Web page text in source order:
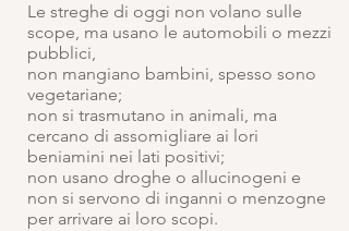
Le streghe di oggi non volano sulle
scope, ma usano le automobili o mezzi
pubblici,
non mangiano bambini, spesso sono
vegetariane;
non si trasmutano in animali, ma
cercano di assomigliare ai lori
beniamini nei lati positivi;
non usano droghe o allucinogeni e
non si servono di inganni o menzogne
per arrivare ai loro scopi.